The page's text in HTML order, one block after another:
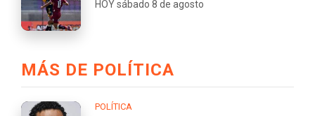
HOY sábado 8 de agosto
MÁS DE POLÍTICA
POLÍTICA